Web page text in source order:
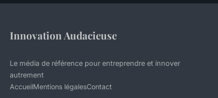
Innovation Audacieuse
Le média de référence pour entreprendre et innover
autrement
AccueilMentions légalesContact